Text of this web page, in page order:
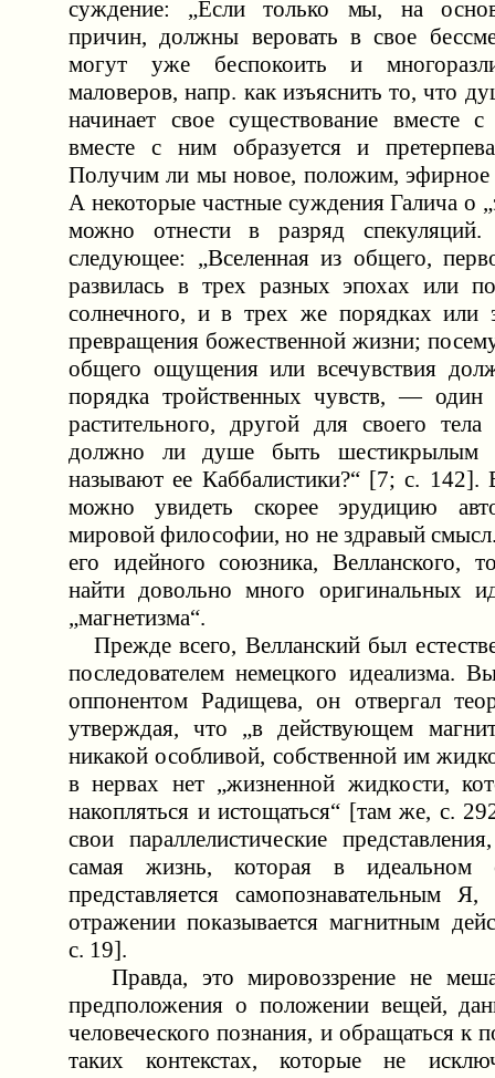
суждение: „Если только мы, на
причин, должны веровать в свое
могут уже беспокоить и
маловеров, напр. как изъяснить то, что
начинает свое существование вместе
вместе с ним образуется и
Получим ли мы новое, положим, эфирное
А некоторые частные суждения Галича о
можно отнести в разряд
следующее: „Вселенная из общего,
развилась в трех разных эпохах или
солнечного, и в трех же порядках или
превращения божественной жизни;
общего ощущения или всечувствия
порядка тройственных чувств, — один
растительного, другой для своего
должно ли душе быть шестикрылым
называют ее Каббалистики?“ [7; c. 142].
можно увидеть скорее эрудицию
мировой философии, но не здравый
его идейного союзника, Велланского,
найти довольно много оригинальных
„магнетизма“.
Прежде всего, Велланский был
последователем немецкого идеализма.
оппонентом Радищева, он отвергал
утверждая, что „в действующем
никакой особливой, собственной им
в нервах нет „жизненной жидкости,
накопляться и истощаться“ [там же, c.
свои параллелистические
самая жизнь, которая в идеальном
представляется самопознавательным
отражении показывается магнитным
c. 19].
Правда, это мировоззрение не
предположения о положении вещей,
человеческого познания, и обращаться к
таких контекстах, которые не